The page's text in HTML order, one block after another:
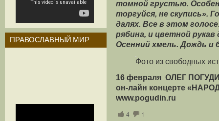
томной грустью.
торгуйся, не скупись».
далях. Все в этом
рябина, и цветной
Осенний хмель. Дождь и
Фото из свободных
16 февраля ОЛЕГ
он-лайн концерте
www.pogudin.ru
4 1
ПРАВОСЛАВНЫЙ МИР